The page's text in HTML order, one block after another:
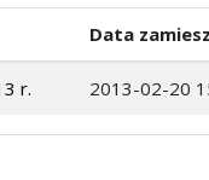
Data
r. 2013-02-20